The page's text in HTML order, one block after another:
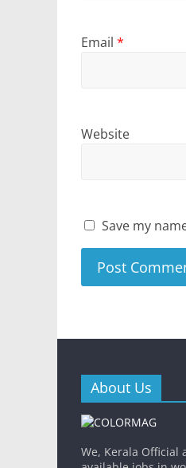
Email *
Website
Save my
About Us
We, Kerala